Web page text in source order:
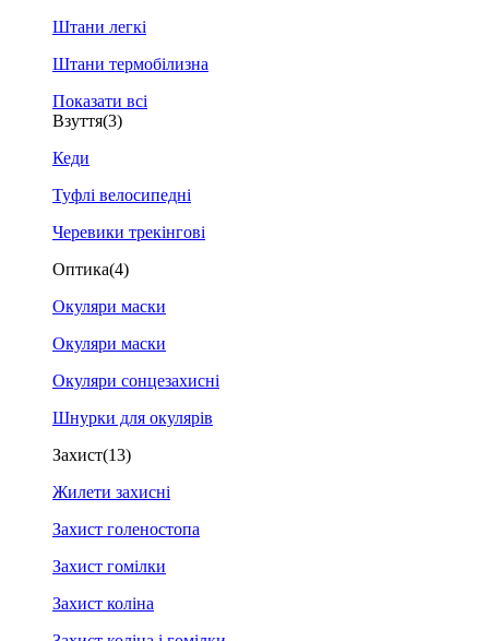
Штани легкі
Штани термобілизна
Показати всі
Взуття(3)
Кеди
Туфлі велосипедні
Черевики трекінгові
Оптика(4)
Окуляри маски
Окуляри маски
Окуляри сонцезахисні
Шнурки для окулярів
Захист(13)
Жилети захисні
Захист голеностопа
Захист гомілки
Захист коліна